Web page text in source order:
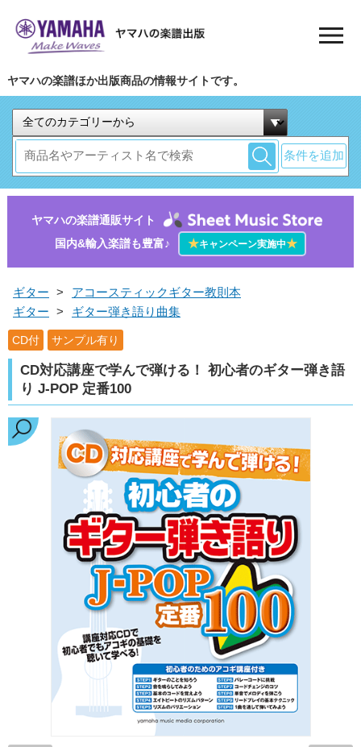
ヤマハの楽譜ほか出版商品の情報サイトです。
条件を追加
ヤマハの楽譜通販サイト
国内&輸入楽譜も豊富♪
★キャンペーン実施中★
ギター >
アコースティックギター教則本
ギター > ギター弾き語り曲集
CD付 サンプル有り
CD対応講座で学んで弾ける！ 初心者のギター弾き語
り J-POP 定番100